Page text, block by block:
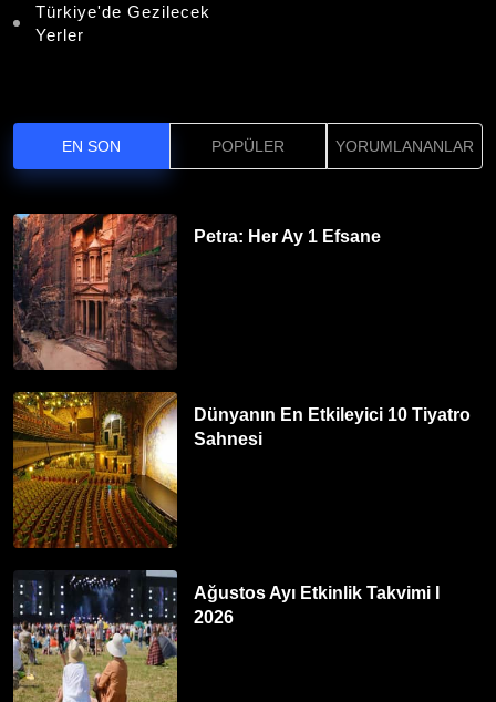
Türkiye'de Gezilecek
Yerler
EN SON POPÜLER YORUMLANANLAR
Petra: Her Ay 1 Efsane
Dünyanın En Etkileyici 10 Tiyatro
Sahnesi
Ağustos Ayı Etkinlik Takvimi I
2026